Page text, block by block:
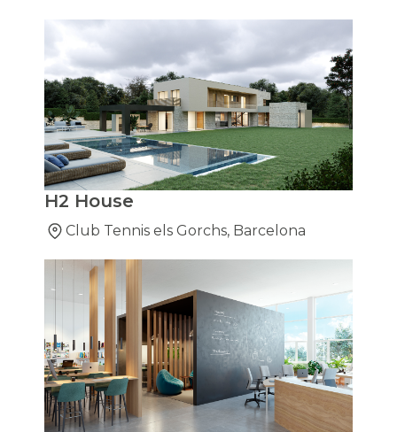
H2 House
Club Tennis els Gorchs, Barcelona